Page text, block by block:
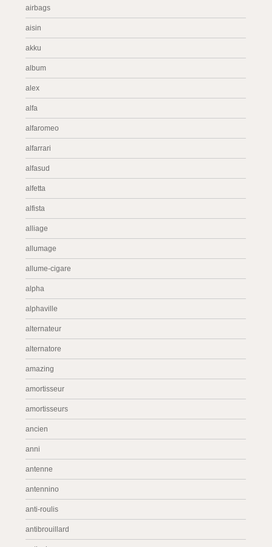
airbags
aisin
akku
album
alex
alfa
alfaromeo
alfarrari
alfasud
alfetta
alfista
alliage
allumage
allume-cigare
alpha
alphaville
alternateur
alternatore
amazing
amortisseur
amortisseurs
ancien
anni
antenne
antennino
anti-roulis
antibrouillard